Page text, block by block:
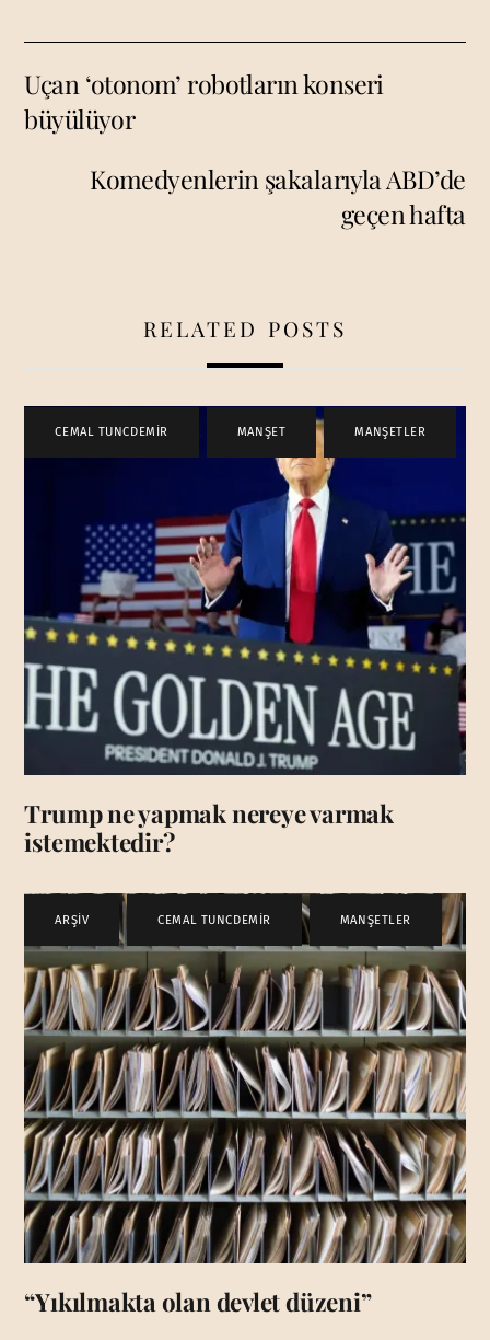
Uçan ‘otonom’ robotların konseri
büyülüyor
Komedyenlerin şakalarıyla ABD’de
geçen hafta
RELATED POSTS
CEMAL TUNCDEMİR MANŞET , MANŞETLER
Trump ne yapmak nereye varmak
istemektedir?
ARŞİV CEMAL TUNCDEMİR , MANŞETLER
“Yıkılmakta olan devlet düzeni”